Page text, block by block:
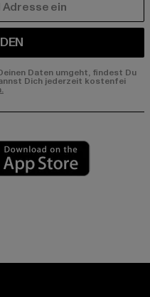
Daten umgeht, findest Du
Dich jederzeit kostenfei